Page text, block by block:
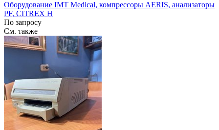
Оборудование IMT Medical, компрессоры AERIS, анализаторы
PF, CITREX H
По запросу
См. также